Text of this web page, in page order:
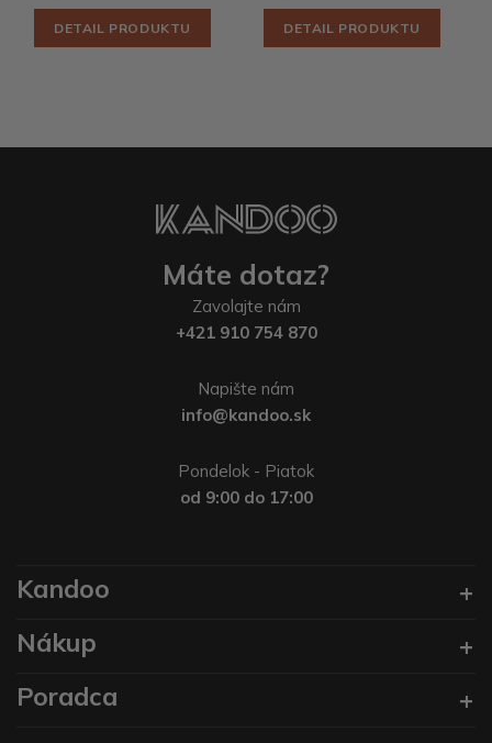
DETAIL PRODUKTU DETAIL PRODUKTU
Máte dotaz?
Zavolajte nám
+421 910 754 870
Napište nám
info@kandoo.sk
Pondelok - Piatok
od 9:00 do 17:00
Kandoo
Nákup
Poradca